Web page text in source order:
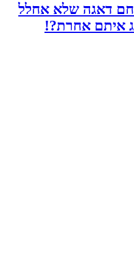
דאגה שלא אחלל
איתם אחרת?!